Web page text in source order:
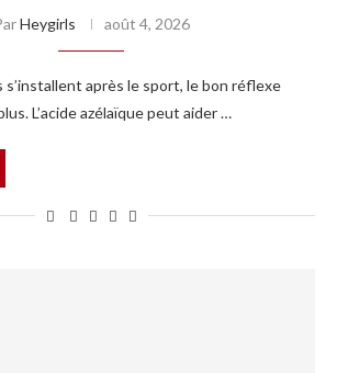
Heygirls août 4, 2026
s’installent après le sport, le bon réflexe
L’acide azélaïque peut aider …